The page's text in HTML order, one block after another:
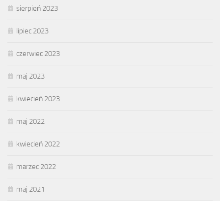
sierpień 2023
lipiec 2023
czerwiec 2023
maj 2023
kwiecień 2023
maj 2022
kwiecień 2022
marzec 2022
maj 2021